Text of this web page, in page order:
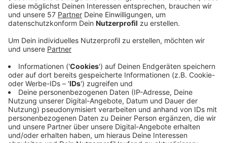
einen Absetzer besetzt.
Braunkohle-Abbaus und die RWE-
des Abbaus durch das Kohlegesetz soll nächste
Woche Freitag der Bundestag entscheiden.
Die Anti-Kohle-Bündnisse „Einsatz Kohlestopp“
und "Ende Gelände" befinden sich ein einer "Woche
des Widerstands" und fordern einen sofortigen
Kohleausstieg.